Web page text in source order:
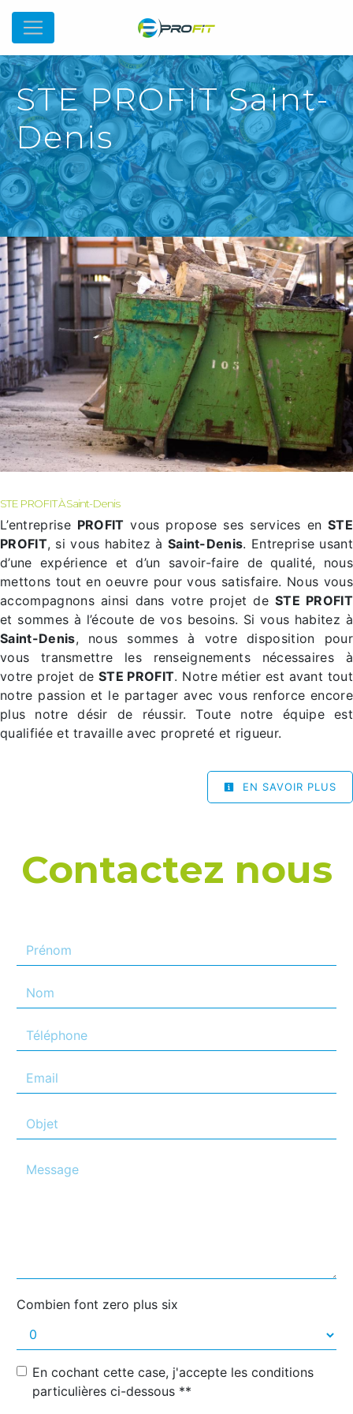
STE PROFIT Saint-
Denis
STE PROFIT À Saint-Denis
L’entreprise PROFIT vous propose ses services enSTE
PROFIT, si vous habitez à Saint-Denis. Entreprise usant
d’une expérience et d’un savoir-faire de qualité, nous
mettons tout en oeuvre pour vous satisfaire. Nous vous
accompagnons ainsi dans votre projet deSTE PROFIT
et sommes à l’écoute de vos besoins. Si vous habitez à
Saint-Denis, nous sommes à votre disposition pour
vous transmettre les renseignements nécessaires à
votre projet de STE PROFIT. Notre métier est avant tout
notre passion et le partager avec vous renforce encore
plus notre désir de réussir. Toute notre équipe est
qualifiée et travaille avec propreté et rigueur.
EN SAVOIR PLUS
Contactez nous
Combien font zero plus six
En cochant cette case, j'accepte les conditions
particulières ci-dessous **